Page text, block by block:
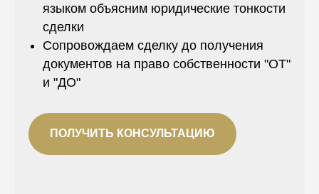
языком объясним юридические тонкости
сделки
Сопровождаем сделку до получения
документов на право собственности "ОТ"
и "ДО"
ПОЛУЧИТЬ КОНСУЛЬТАЦИЮ